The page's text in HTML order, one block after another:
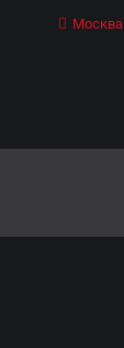
Москва